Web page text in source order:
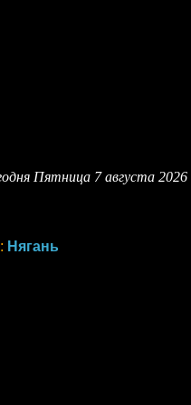
Пятница 7 августа 2026
Нягань